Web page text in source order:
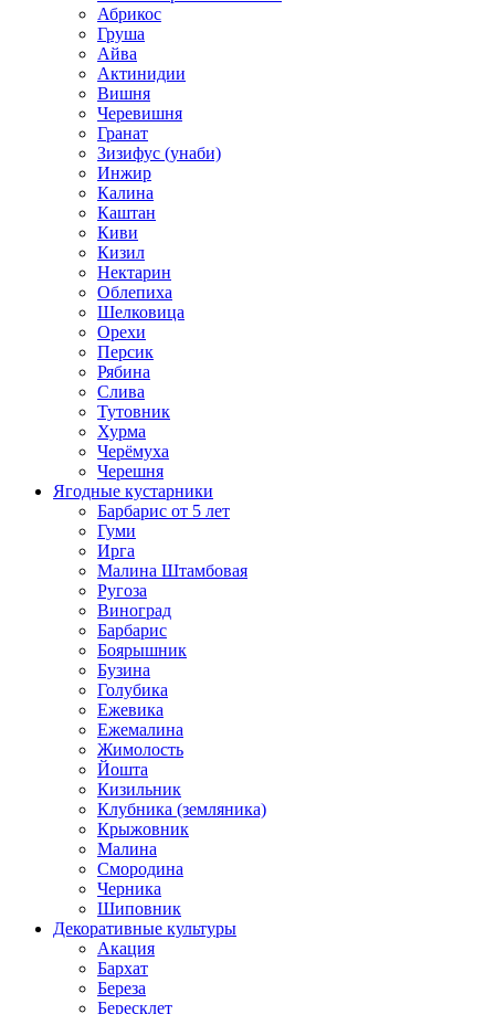
Абрикос
Груша
Айва
Актинидии
Вишня
Черевишня
Гранат
Зизифус (унаби)
Инжир
Калина
Каштан
Киви
Кизил
Нектарин
Облепиха
Шелковица
Орехи
Персик
Рябина
Слива
Тутовник
Хурма
Черёмуха
Черешня
Ягодные кустарники
Барбарис от 5 лет
Гуми
Ирга
Малина Штамбовая
Ругоза
Виноград
Барбарис
Боярышник
Бузина
Голубика
Ежевика
Ежемалина
Жимолость
Йошта
Кизильник
Клубника (земляника)
Крыжовник
Малина
Смородина
Черника
Шиповник
Декоративные культуры
Акация
Бархат
Береза
Бересклет